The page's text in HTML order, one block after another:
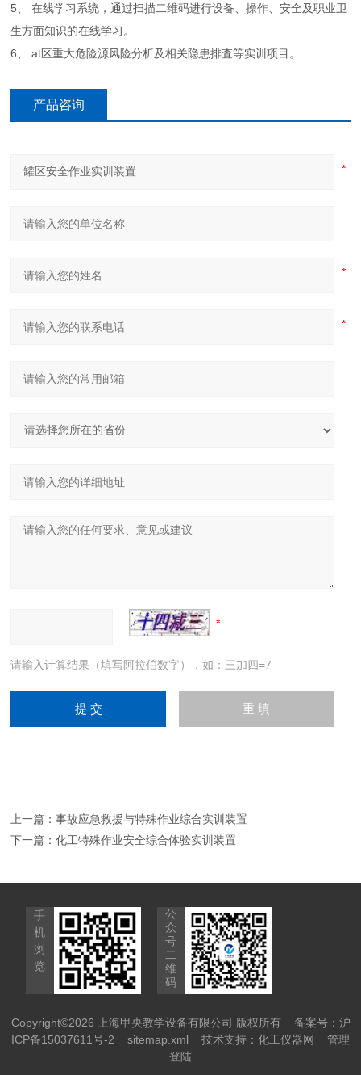
5、 在线学习系统，通过扫描二维码进行设备、操作、安全及职业卫
生方面知识的在线学习。
6、 at区重大危险源风险分析及相关隐患排査等实训项目。
产品咨询
请输入计算结果（填写阿拉伯数字），如：三加四=7
上一篇：事故应急救援与特殊作业综合实训装置
下一篇：化工特殊作业安全综合体验实训装置
手
机
浏
览
公
众
号
二
维
码
Copyright©2026 上海甲央教学设备有限公司 版权所有 备案号：沪
ICP备15037611号-2
sitemap.xml 技术支持： 化工仪器网
管理
登陆